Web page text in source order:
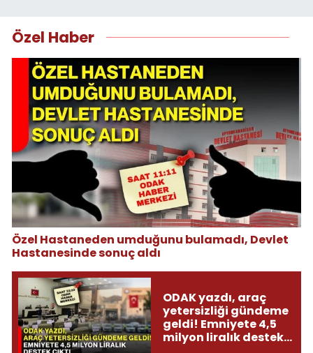
Özel Haber
Özel Hastaneden umduğunu bulamadı, Devlet
Hastanesinde sonuç aldı
ODAK yazdı, araç
yetersizliği gündeme
geldi! Emniyete 4,5
milyon liralık destek